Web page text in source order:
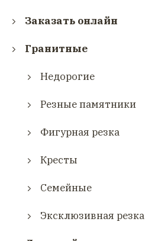
Заказать онлайн
Гранитные
Недорогие
Резные памятники
Фигурная резка
Кресты
Семейные
Эксклюзивная резка